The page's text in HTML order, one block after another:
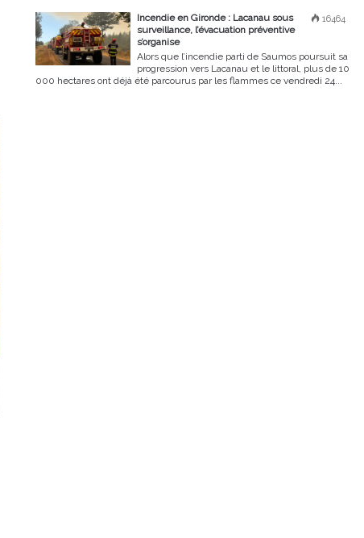
16464
Incendie en Gironde : Lacanau sous
surveillance, l’évacuation préventive
s’organise
Alors que l’incendie parti de Saumos poursuit sa
progression vers Lacanau et le littoral, plus de 10
000 hectares ont déjà été parcourus par les flammes ce vendredi 24...